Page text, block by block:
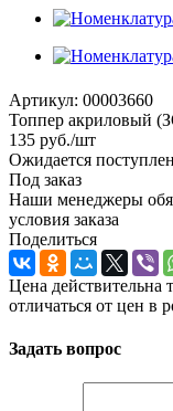
Артикул: 00003660
Топпер акриловый
135 руб./шт
Ожидается
Под заказ
Наши менеджеры
условия заказа
Поделиться
Цена действительна
отличаться от цен в
Задать вопрос